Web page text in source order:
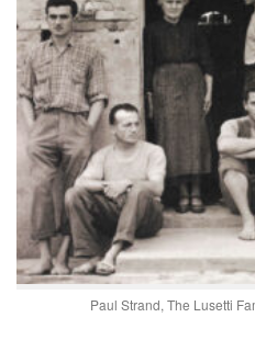
Paul Strand, The Lusetti